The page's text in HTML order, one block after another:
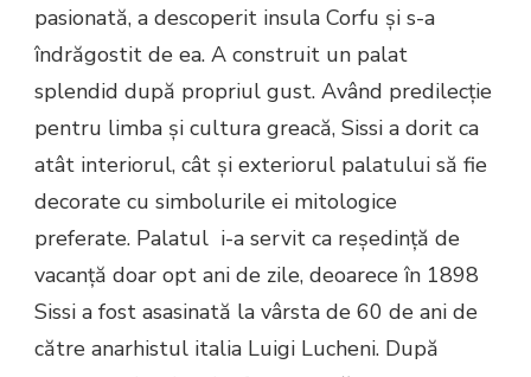
pasionată, a descoperit insula Corfu și s-a
îndrăgostit de ea. A construit un palat
splendid după propriul gust. Având predilecție
pentru limba și cultura greacă, Sissi a dorit ca
atât interiorul, cât și exteriorul palatului să fie
decorate cu simbolurile ei mitologice
preferate. Palatul i-a servit ca reședință de
vacanță doar opt ani de zile, deoarece în 1898
Sissi a fost asasinată la vârsta de 60 de ani de
către anarhistul italia Luigi Lucheni. După